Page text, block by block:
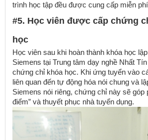
trình học tập đều được cung cấp miễn
#5. Học viên được cấp chứng
học
Học viên sau khi hoàn thành khóa học
Siemens tại Trung tâm dạy nghề Nhất
chứng chỉ khóa học. Khi ứng tuyển vào
liên quan đến tự động hóa nói chung và
Siemens nói riêng, chứng chỉ này sẽ góp
điểm” và thuyết phục nhà tuyển dụng.